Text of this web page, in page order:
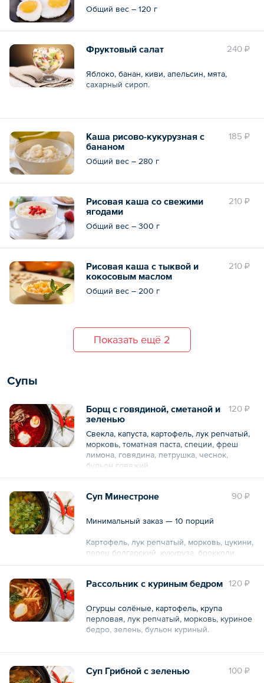
Общий вес – 120 г
240 ₽
Фруктовый салат
Яблоко, банан, киви, апельсин, мята,
сахарный сироп.
Общий вес – 150 г 185 ₽
Каша рисово-кукурузная с
бананом
Общий вес – 280 г
210 ₽
Рисовая каша со свежими
ягодами
Общий вес – 300 г
210 ₽
Рисовая каша с тыквой и
кокосовым маслом
Общий вес – 200 г
Показать ещё 2
Супы
120 ₽
Борщ с говядиной, сметаной и
зеленью
Свекла, капуста, картофель, лук репчатый,
морковь, томатная паста, специи, фреш
лимона, говядина, петрушка, чеснок,
бульон говяжий.
90 ₽
Суп Минестроне
Минимальный заказ — 10 порций
Картофель, лук репчатый, морковь, цукини,
перец болгарский, кукуруза, брокколи.
120 ₽
Рассольник с куриным бедром
Огурцы солёные, картофель, крупа
перловая, лук репчатый, морковь, куриное
бедро, зелень, бульон куриный.
Общий объем – 250 мл
100 ₽
Суп Грибной с зеленью